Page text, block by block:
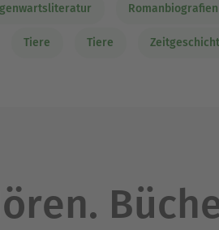
Romanbiografien
Tiere Tiere